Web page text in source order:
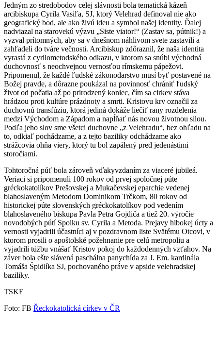
Jedným zo stredobodov celej slávnosti bola tematická kázeň
arcibiskupa Cyrila Vasiľa, SJ, ktorý Velehrad definoval nie ako
geografický bod, ale ako živú ideu a symbol našej identity. Ďalej
nadviazal na starovekú výzvu „Siste viator!“ (Zastav sa, pútnik!) a
vyzval prítomných, aby sa v dnešnom náhlivom svete zastavili a
zahľadeli do tváre večnosti. Arcibiskup zdôraznil, že naša identita
vyrastá z cyrilometodského odkazu, v ktorom sa snúbi východná
duchovnosť s neochvejnou vernosťou rímskemu pápežovi.
Pripomenul, že každé ľudské zákonodarstvo musí byť postavené na
Božej pravde, a dôrazne poukázal na povinnosť chrániť ľudský
život od počatia až po prirodzený koniec, čím sa cirkev stáva
hrádzou proti kultúre prázdnoty a smrti. Kristovu krv označil za
duchovnú transfúziu, ktorá jediná dokáže liečiť rany rozdelenia
medzi Východom a Západom a napĺňať nás novou životnou silou.
Podľa jeho slov sme všetci duchovne „z Velehradu“, bez ohľadu na
to, odkiaľ pochádzame, a z tejto baziliky odchádzame ako
strážcovia ohňa viery, ktorý tu bol zapálený pred jedenástimi
storočiami.
Tohtoročná púť bola zároveň vďakyvzdaním za viaceré jubileá.
Veriaci si pripomenuli 100 rokov od prvej spoločnej púte
gréckokatolíkov Prešovskej a Mukačevskej eparchie vedenej
blahoslaveným Metodom Dominikom Trčkom, 80 rokov od
historickej púte slovenských gréckokatolíkov pod vedením
blahoslaveného biskupa Pavla Petra Gojdiča a tiež 20. výročie
novodobých pútí Spolku sv. Cyrila a Metoda. Prejavy hlbokej úcty a
vernosti vyjadrili účastníci aj v pozdravnom liste Svätému Otcovi, v
ktorom prosili o apoštolské požehnanie pre celú metropoliu a
vyjadrili túžbu vnášať Kristov pokoj do každodenných vzťahov. Na
záver bola ešte slávená paschálna panychída za J. Em. kardinála
Tomáša Špidlíka SJ, pochovaného práve v apside velehradskej
baziliky.
TSKE
Foto: FB Řeckokatolická církev v ČR